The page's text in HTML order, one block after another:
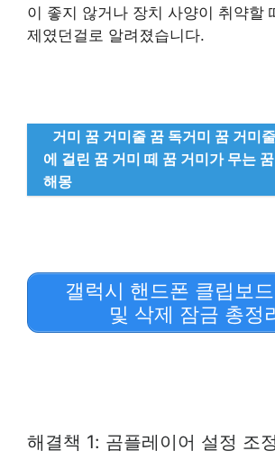
이 좋지 않거나 장치 사양이 취약할
제였던걸로 알려졌습니다.
거미 꿈 거미줄 꿈 독거미 꿈 거미줄
에 걸린 꿈 거미 떼 꿈 거미가 무는 꿈
해몽
갤럭시 핸드폰 클립보
및 삭제 잠금 총정
해결책 1: 곰플레이어 설정 조